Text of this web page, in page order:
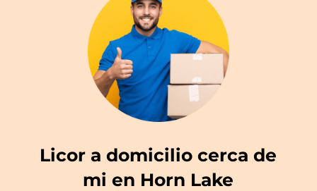
Licor a domicilio cerca de
mi en Horn Lake